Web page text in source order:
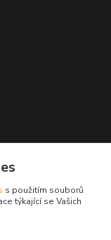
s použitím souborů
týkající se Vašich